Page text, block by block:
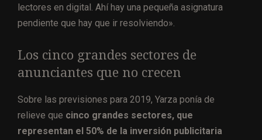
lectores en digital. Ahí hay una pequeña asignatura
pendiente que hay que ir resolviendo».
Los cinco grandes sectores de
anunciantes que no crecen
Sobre las previsiones para 2019, Yarza ponía de
relieve que cinco grandes sectores, que
representan el 50% de la inversión publicitaria